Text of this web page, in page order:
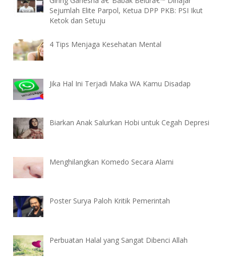
Sejumlah Elite Parpol, Ketua DPP PKB: PSI Ikut
Ketok dan Setuju
4 Tips Menjaga Kesehatan Mental
Jika Hal Ini Terjadi Maka WA Kamu Disadap
Biarkan Anak Salurkan Hobi untuk Cegah Depresi
Menghilangkan Komedo Secara Alami
Poster Surya Paloh Kritik Pemerintah
Perbuatan Halal yang Sangat Dibenci Allah